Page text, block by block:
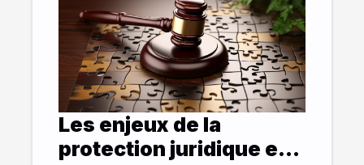
Les enjeux de la
protection juridique en